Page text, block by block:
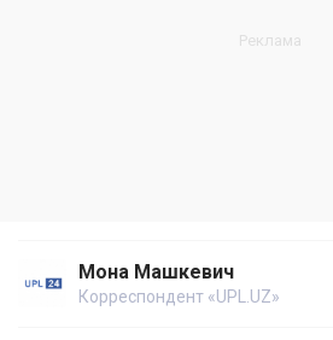
Мона Машкевич
Корреспондент «UPL.UZ»